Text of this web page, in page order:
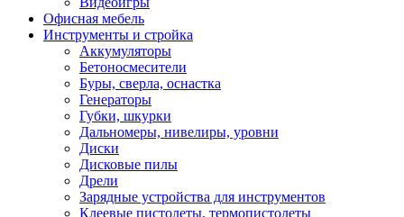
Офисная мебель
Инструменты и стройка
Аккумуляторы
Бетоносмесители
Буры, сверла, оснастка
Генераторы
Губки, шкурки
Дальномеры, нивелиры, уровни
Диски
Дисковые пилы
Дрели
Зарядные устройства для инструментов
Клеевые пистолеты, термопистолеты